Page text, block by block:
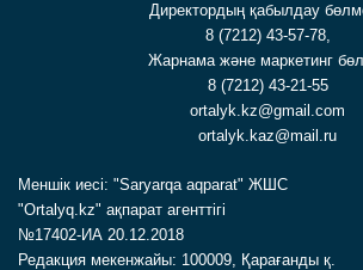
Директордың қабылдау
8 (7212) 43-57-78,
Жарнама және маркетинг
8 (7212) 43-21-55
ortalyk.kz@gmail.com
ortalyk.kaz@mail.ru
Меншік иесі: "Saryarqa aqparat" ЖШС
"Ortalyq.kz" ақпарат агенттігі
№17402-ИА 20.12.2018
Редакция мекенжайы: 100009, Қарағанды қ.